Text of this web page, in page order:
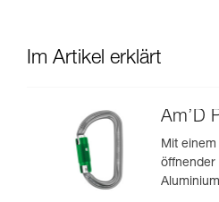
Im Artikel erklärt
Am’D
Mit
öffnender